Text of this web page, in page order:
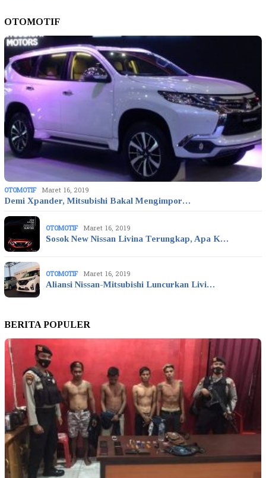
OTOMOTIF
OTOMOTIF Maret 16, 2019
Demi Xpander, Mitsubishi Bakal Mengimpor…
OTOMOTIF Maret 16, 2019
Sosok New Nissan Livina Terungkap, Apa K…
OTOMOTIF Maret 16, 2019
Aliansi Nissan-Mitsubishi Luncurkan Livi…
BERITA POPULER